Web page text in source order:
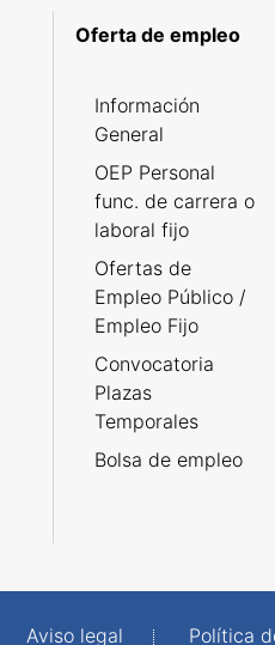
Oferta de empleo
Información
General
OEP Personal
func. de carrera o
laboral fijo
Ofertas de
Empleo Público /
Empleo Fijo
Convocatoria
Plazas
Temporales
Bolsa de empleo
Aviso legal Política